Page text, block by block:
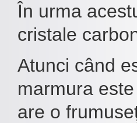
În urma
cristale
Atunci când
marmura
are o